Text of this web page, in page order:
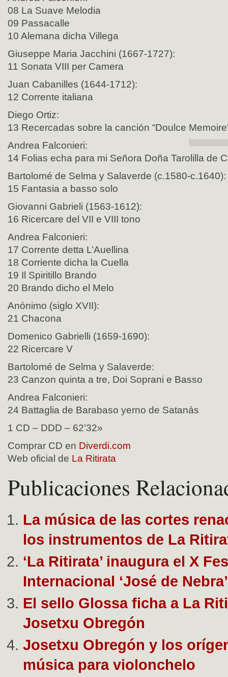
08 La Suave Melodia
09 Passacalle
10 Alemana dicha Villega
Giuseppe Maria Jacchini (1667-1727):
11 Sonata VIII per Camera
Juan Cabanilles (1644-1712):
12 Corrente italiana
Diego Ortiz:
13 Recercadas sobre la canción “Doulce
Andrea Falconieri:
14 Folias echa para mi Señora Doña Tarolilla de
Bartolomé de Selma y Salaverde (c.1580-c.1640):
15 Fantasia a basso solo
Giovanni Gabrieli (1563-1612):
16 Ricercare del VII e VIII tono
Andrea Falconieri:
17 Corrente detta L’Auellina
18 Corriente dicha la Cuella
19 Il Spiritillo Brando
20 Brando dicho el Melo
Anónimo (siglo XVII):
21 Chacona
Domenico Gabrielli (1659-1690):
22 Ricercare V
Bartolomé de Selma y Salaverde:
23 Canzon quinta a tre, Doi Soprani e Basso
Andrea Falconieri:
24 Battaglia de Barabaso yerno de Satanás
1 CD – DDD – 62’32»
Comprar CD en Diverdi.com
Web oficial de La Ritirata
Publicaciones
La música de las cortes
los instrumentos de La
‘La Ritirata’ inaugura el X
Internacional ‘José de Nebra’
El sello Glossa ficha a La
Josetxu Obregón
Josetxu Obregón y los
música para violonchelo